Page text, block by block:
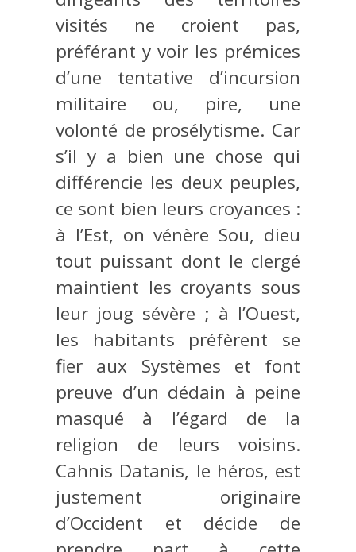
visités ne croient pas,
préférant y voir les prémices
d’une tentative d’incursion
militaire ou, pire, une
volonté de prosélytisme. Car
s’il y a bien une chose qui
différencie les deux peuples,
ce sont bien leurs croyances :
à l’Est, on vénère Sou, dieu
tout puissant dont le clergé
maintient les croyants sous
leur joug sévère ; à l’Ouest,
les habitants préfèrent se
fier aux Systèmes et font
preuve d’un dédain à peine
masqué à l’égard de la
religion de leurs voisins.
Cahnis Datanis, le héros, est
justement originaire
d’Occident et décide de